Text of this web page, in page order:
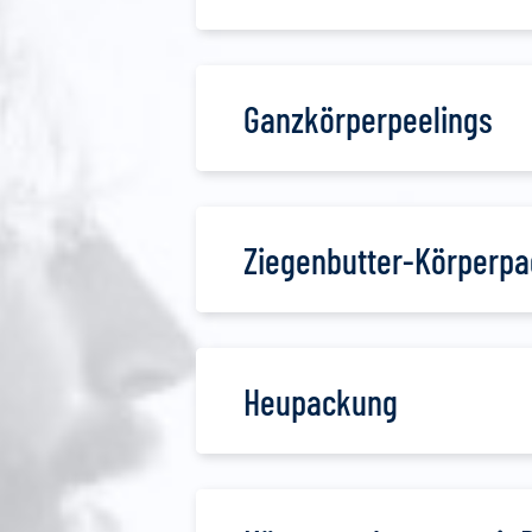
Ganzkörperpeelings
Ziegenbutter-
Heupackung